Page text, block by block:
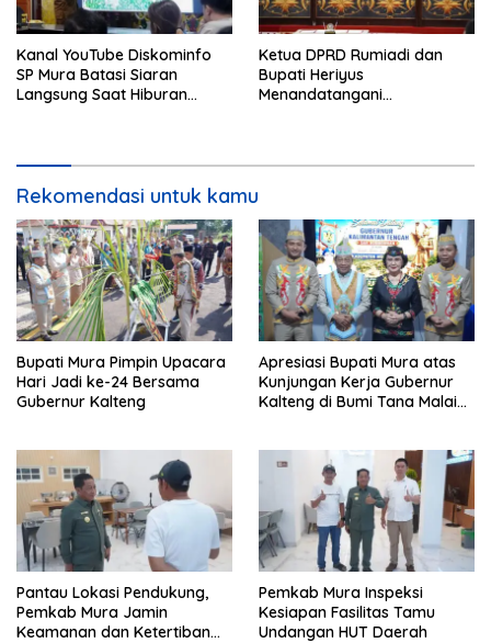
Kanal YouTube Diskominfo
SP Mura Batasi Siaran
Langsung Saat Hiburan
Ketua DPRD Rumiadi dan
Bupati Heriyus
Menandatangani
Rekomendasi untuk kamu
Bupati Mura Pimpin Upacara
Hari Jadi ke-24 Bersama
Gubernur Kalteng
Apresiasi Bupati Mura atas
Kunjungan Kerja Gubernur
Kalteng di Bumi Tana Malai
Pantau Lokasi Pendukung,
Pemkab Mura Jamin
Keamanan dan Ketertiban
Pemkab Mura Inspeksi
Kesiapan Fasilitas Tamu
Undangan HUT Daerah